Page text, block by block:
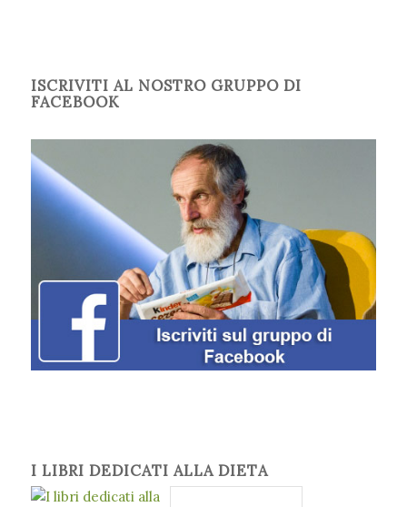
ISCRIVITI AL NOSTRO GRUPPO DI
FACEBOOK
I LIBRI DEDICATI ALLA DIETA